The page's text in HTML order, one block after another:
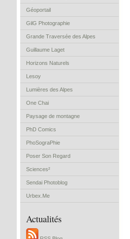
Géoportail
GilG Photographie
Grande Traversée des Alpes
Guillaume Laget
Horizons Naturels
Lesoy
Lumières des Alpes
One Chai
Paysage de montagne
PhD Comics
PhoSograPhie
Poser Son Regard
Sciences²
Sendai Photoblog
Urbex.Me
Actualités